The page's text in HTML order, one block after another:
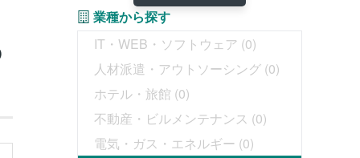
業種から探す
IT・WEB・ソフトウェア (0)
人材派遣・アウトソーシング (0)
ホテル・旅館 (0)
不動産・ビルメンテナンス (0)
電気・ガス・エネルギー (0)